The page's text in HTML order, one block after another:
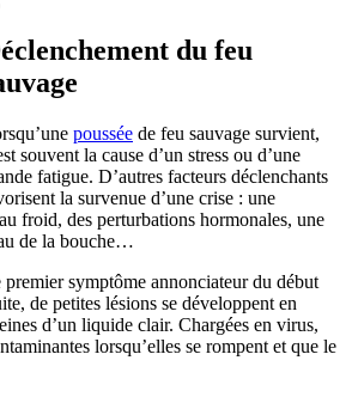
du feu
poussée de feu sauvage survient,
souvent la cause d’un stress ou d’une
fatigue. D’autres facteurs déclenchants
la survenue d’une crise : une
froid, des perturbations hormonales, une
de la bouche…
symptôme annonciateur du début
de petites lésions se développent en
d’un liquide clair. Chargées en virus,
lorsqu’elles se rompent et que le